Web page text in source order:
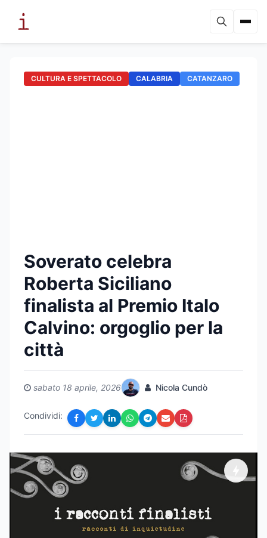
CULTURA E SPETTACOLO CALABRIA CATANZARO
Soverato celebra
Roberta Siciliano
finalista al Premio Italo
Calvino: orgoglio per la
città
sabato 18 aprile, 2026 Nicola Cundò
Condividi: